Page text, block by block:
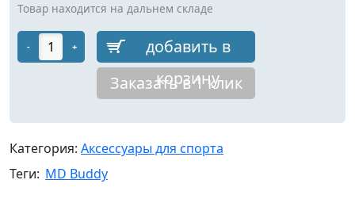
Товар находится на дальнем складе
- +
добавить в
корзину
Заказать в 1 клик
Категория: Аксессуары для спорта
Теги: MD Buddy